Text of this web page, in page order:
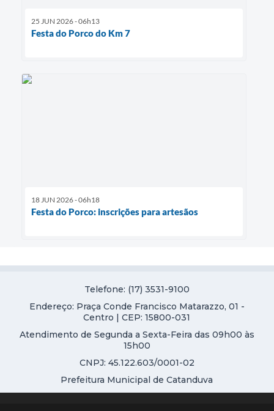
25 JUN 2026 - 06h13
Festa do Porco do Km 7
18 JUN 2026 - 06h18
Festa do Porco: inscrições para artesãos
Telefone: (17) 3531-9100
Endereço: Praça Conde Francisco Matarazzo, 01 -
Centro | CEP: 15800-031
Atendimento de Segunda a Sexta-Feira das 09h00 às
15h00
CNPJ: 45.122.603/0001-02
Prefeitura Municipal de Catanduva